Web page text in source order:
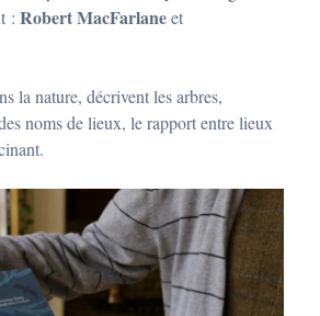
: Robert MacFarlaneet
la nature, décrivent les arbres,
noms de lieux, le rapport entre lieux